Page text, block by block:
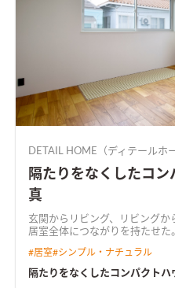
DETAIL HOME（ディテールホ
隔たりをなくしたコ
真
玄関からリビング、リビングか
居室全体につながりを持たせた。 全室空調をエアコン1台でま
確保するため、吹抜けを通じて2
抜けにグレーチングを置いて足
#居室#シンプル・ナチュラル
隔たりをなくしたコンパクトハ